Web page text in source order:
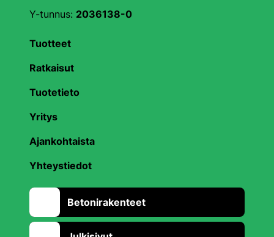
Y-tunnus: 2036138-0
Tuotteet
Ratkaisut
Tuotetieto
Yritys
Ajankohtaista
Yhteystiedot
Betonirakenteet